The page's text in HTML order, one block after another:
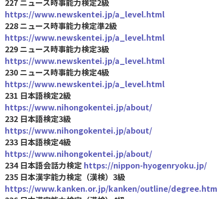
https://www.newskentei.jp/a_level.html
228 ニュース時事能力検定準2級
https://www.newskentei.jp/a_level.html
229 ニュース時事能力検定3級
https://www.newskentei.jp/a_level.html
230 ニュース時事能力検定4級
https://www.newskentei.jp/a_level.html
231 日本語検定2級
https://www.nihongokentei.jp/about/
232 日本語検定3級
https://www.nihongokentei.jp/about/
233 日本語検定4級
https://www.nihongokentei.jp/about/
234 日本語会話力検定 https://nippon-hyogenryoku.jp/
235 日本漢字能力検定（漢検）3級
https://www.kanken.or.jp/kanken/outline/